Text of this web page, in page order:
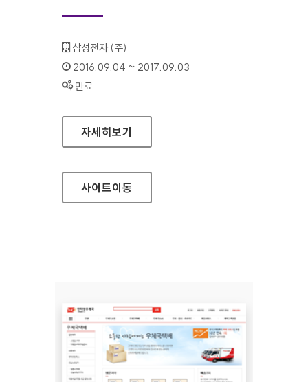
기관명 :
삼성전자 (주)
인증기간 :
2016.09.04 ~ 2017.09.03
상태 :
만료
휴먼테크논문대상 대표 홈페이지
자세히보기
사이트이동